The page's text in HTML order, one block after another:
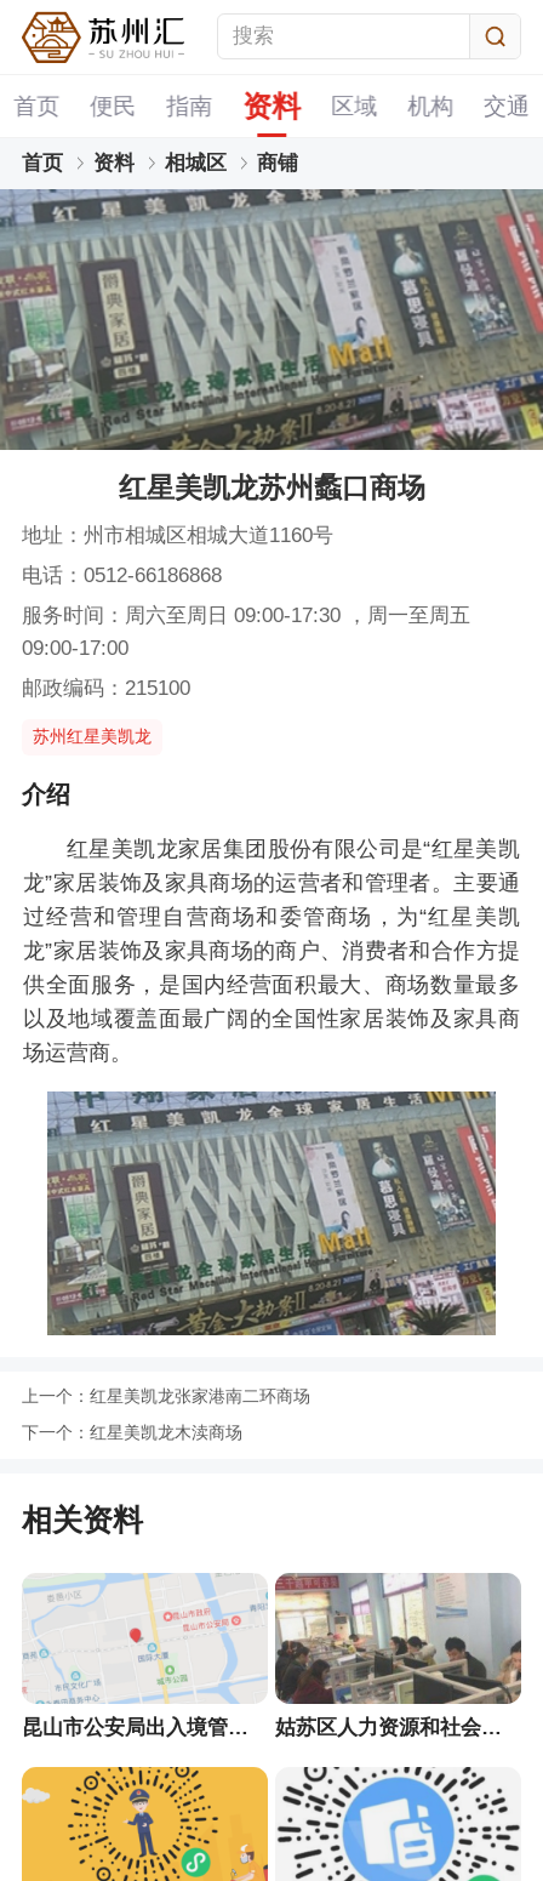
首页 便民 指南 资料 区域 机构 交通
首页 资料 相城区 商铺
红星美凯龙苏州蠡口商场
地址：州市相城区相城大道1160号
电话：0512-66186868
服务时间：周六至周日 09:00-17:30 ，周一至周五
09:00-17:00
邮政编码：215100
苏州红星美凯龙
介绍
红星美凯龙家居集团股份有限公司是“红星美凯
龙”家居装饰及家具商场的运营者和管理者。主要通
过经营和管理自营商场和委管商场，为“红星美凯
龙”家居装饰及家具商场的商户、消费者和合作方提
供全面服务，是国内经营面积最大、商场数量最多
以及地域覆盖面最广阔的全国性家居装饰及家具商
场运营商。
上一个： 红星美凯龙张家港南二环商场
下一个： 红星美凯龙木渎商场
相关资料
昆山市公安局出入境管理大队 姑苏区人力资源和社会保障局